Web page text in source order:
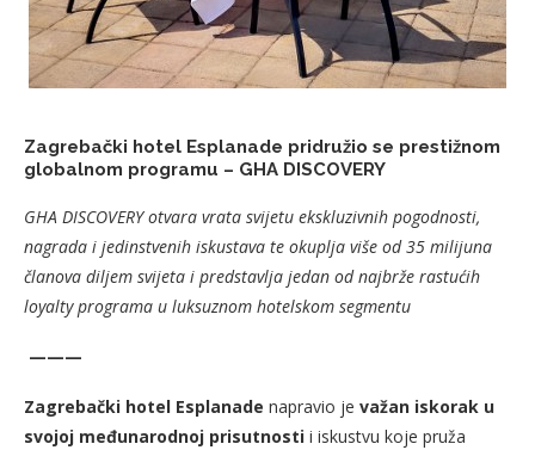
Zagrebački hotel Esplanade pridružio se prestižnom
globalnom programu – GHA DISCOVERY
GHA DISCOVERY otvara vrata svijetu ekskluzivnih pogodnosti,
nagrada i jedinstvenih iskustava te okuplja više od 35 milijuna
članova diljem svijeta i predstavlja jedan od najbrže rastućih
loyalty programa u luksuznom hotelskom segmentu
———
Zagrebački hotel Esplanade napravio je važan iskorak u
svojoj međunarodnoj prisutnosti i iskustvu koje pruža